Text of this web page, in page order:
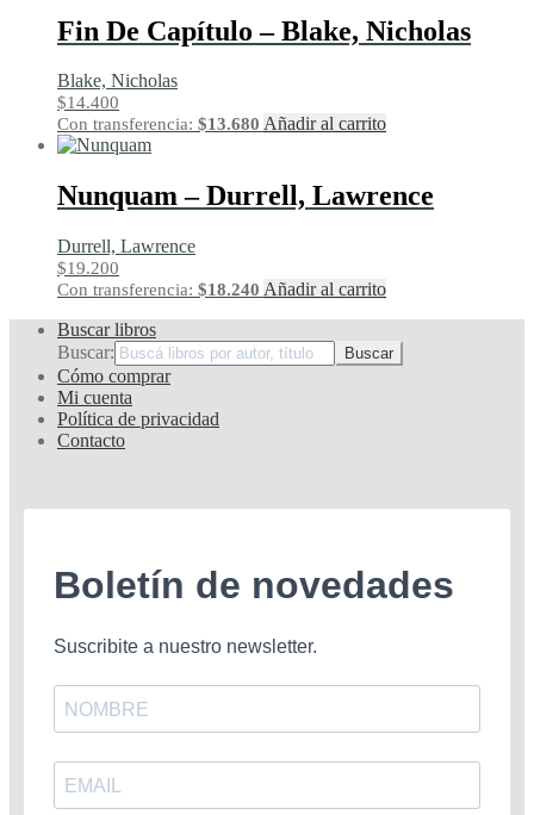
Fin De Capítulo – Blake, Nicholas
Blake, Nicholas
$14.400
Con transferencia: $13.680 Añadir al carrito
Nunquam – Durrell, Lawrence
Durrell, Lawrence
$19.200
Con transferencia: $18.240 Añadir al carrito
Buscar libros
Buscar:
Cómo comprar
Mi cuenta
Política de privacidad
Contacto
Boletín de novedades
Suscribite a nuestro newsletter.